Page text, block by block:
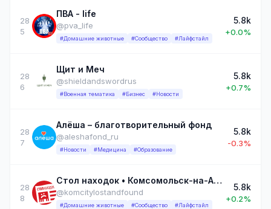
28
5
ПВА - life
@pva_life
#Домашние животные #Сообщество #Лайфстайл
5.8k
+0.0%
28
6
Щит и Меч
@shieldandswordrus
#Военная тематика #Бизнес #Новости
5.8k
+0.7%
28
7
Алёша – благотворительный фонд
@aleshafond_ru
#Новости #Медицина #Образование
5.8k
-0.3%
28
8
Стол находок • Комсомольск-на-Амуре
@komcitylostandfound
#Домашние животные #Сообщество #Лайфстайл
5.8k
+0.2%